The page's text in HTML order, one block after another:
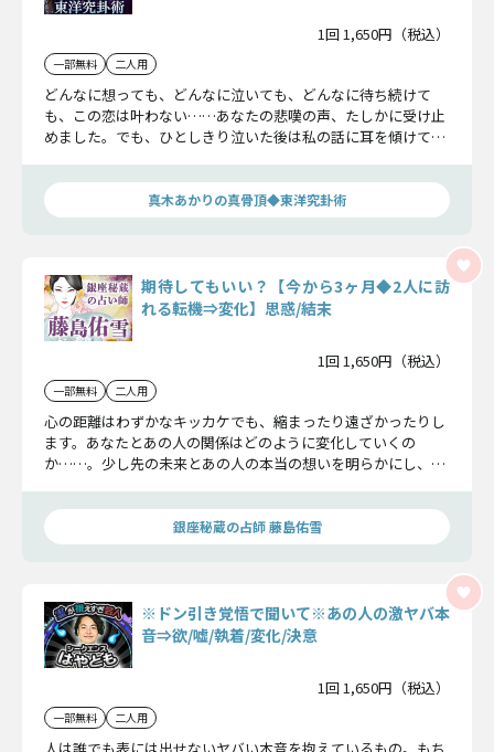
1回 1,650円（税込）
一部無料 二人用
どんなに想っても、どんなに泣いても、どんなに待ち続けて
も、この恋は叶わない……あなたの悲嘆の声、たしかに受け止
めました。でも、ひとしきり泣いた後は私の話に耳を傾けてく
にしましょう。
真木あかりの真骨頂◆東洋究卦術
期待してもいい？【今から3ヶ月◆2人に訪
れる転機⇒変化】思惑/結末
1回 1,650円（税込）
一部無料 二人用
心の距離はわずかなキッカケでも、縮まったり遠ざかったりし
ます。あなたとあの人の関係はどのように変化していくの
か……。少し先の未来とあの人の本当の想いを明らかにし、距
銀座秘蔵の占師 藤島佑雪
※ドン引き覚悟で聞いて※あの人の激ヤバ本
音⇒欲/嘘/執着/変化/決意
1回 1,650円（税込）
一部無料 二人用